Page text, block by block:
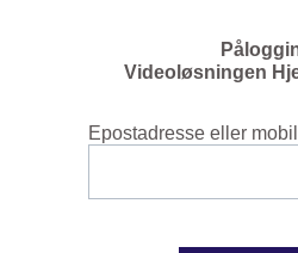
Videoløsningen
Epostadresse eller